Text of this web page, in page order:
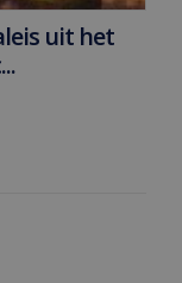
uit het